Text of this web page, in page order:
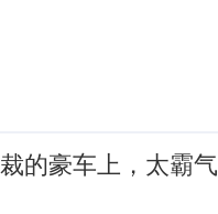
的豪车上，太霸气